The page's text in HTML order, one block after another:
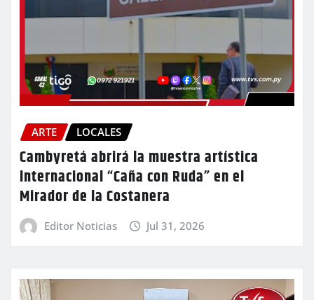
ARTE LOCALES
Cambyretá abrirá la muestra artística
internacional “Caña con Ruda” en el
Mirador de la Costanera
Editor Noticias Jul 31, 2026